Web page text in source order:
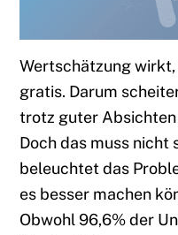
Wertschätzung
gratis. Darum
trotz guter
Doch das muss nicht
beleuchtet das
es besser machen
Obwohl 96,6% der